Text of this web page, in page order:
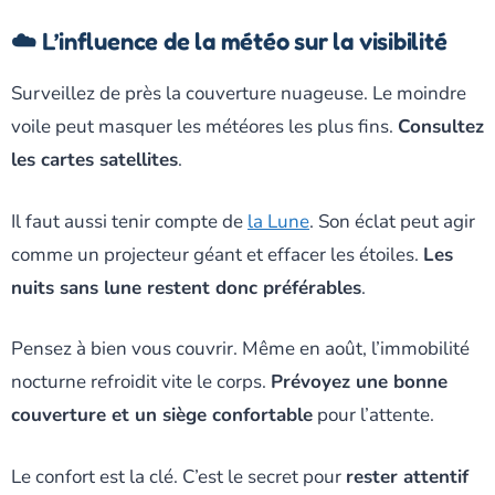
☁️ L’influence de la météo sur la visibilité
Surveillez de près la couverture nuageuse. Le moindre
voile peut masquer les météores les plus fins. Consultez
les cartes satellites.
Il faut aussi tenir compte de la Lune. Son éclat peut agir
comme un projecteur géant et effacer les étoiles. Les
nuits sans lune restent donc préférables.
Pensez à bien vous couvrir. Même en août, l’immobilité
nocturne refroidit vite le corps. Prévoyez une bonne
couverture et un siège confortable pour l’attente.
Le confort est la clé. C’est le secret pour rester attentif